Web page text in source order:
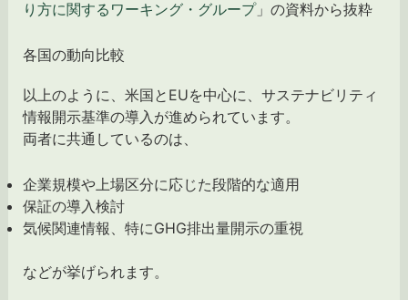
り方に関するワーキング・グループ」の資料から抜粋
各国の動向比較
以上のように、米国とEUを中心に、サステナビリティ
情報開示基準の導入が進められています。
両者に共通しているのは、
企業規模や上場区分に応じた段階的な適用
保証の導入検討
気候関連情報、特にGHG排出量開示の重視
などが挙げられます。